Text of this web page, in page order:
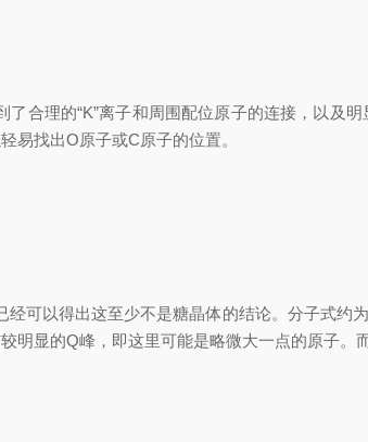
了合理的“K”离子和周围配位原子的连接，以及
易找出O原子或C原子的位置。
经可以得出这至少不是糖晶体的结论。分子式约
明显的Q峰，即这里可能是略微大一点的原子